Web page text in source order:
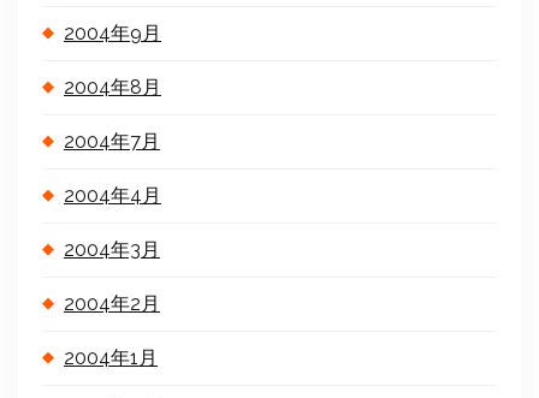
2004年9月
2004年8月
2004年7月
2004年4月
2004年3月
2004年2月
2004年1月